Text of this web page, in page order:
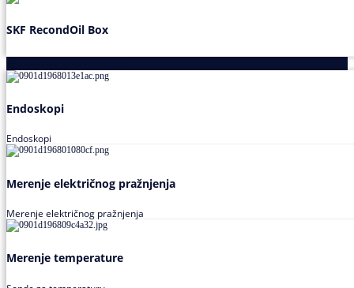
SKF RecondOil Box
Endoskopi
Endoskopi
Merenje električnog pražnjenja
Merenje električnog pražnjenja
Merenje temperature